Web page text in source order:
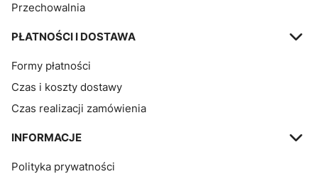
Przechowalnia
PŁATNOŚCI I DOSTAWA
Formy płatności
Czas i koszty dostawy
Czas realizacji zamówienia
INFORMACJE
Polityka prywatności